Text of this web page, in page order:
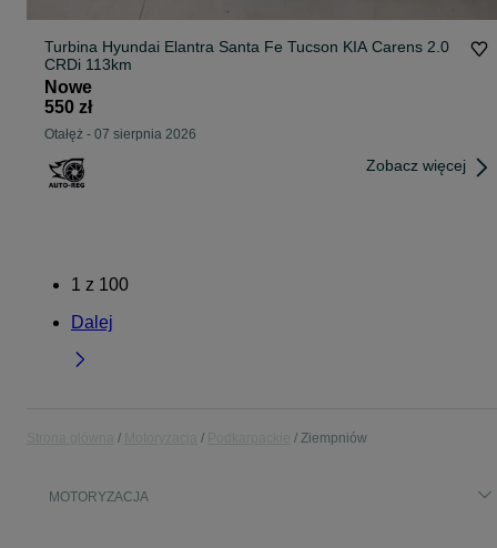
Turbina Hyundai Elantra Santa Fe Tucson KIA Carens 2.0
CRDi 113km
Nowe
550 zł
Otałęż - 07 sierpnia 2026
Zobacz więcej
1 z 100
Dalej
Ziempniów
MOTORYZACJA